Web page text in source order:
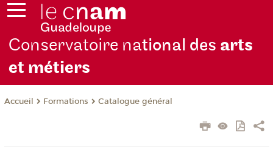
Conservatoire national des arts
et métiers
Accueil Formations Catalogue général